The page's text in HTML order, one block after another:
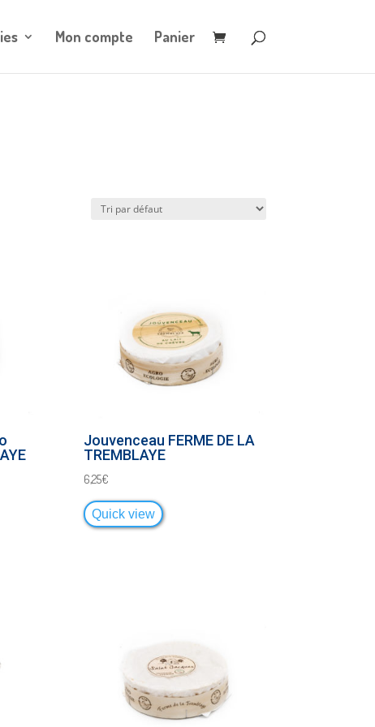
Mon compte Panier
Jouvenceau FERME DE LA
TREMBLAYE
6,25€
Quick view